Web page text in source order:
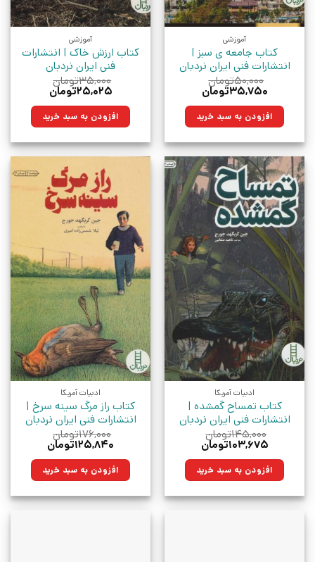
آموزشی
کتاب جامعه ی سبز |
انتشارات فنی ایران نردبان
۵۰,۰۰۰تومان
قیمت
۵۰,۰۰۰تومان
بود.
۳۵,۷۵۰تومان
۳۵,۷۵۰تومان.افزودن به سبد خرید
آموزشی
کتاب ارزش خاک | انتشارات
فنی ایران نردبان
۳۵,۰۰۰تومان
قیمت
۳۵,۰۰۰تومان
بود.
۲۵,۰۲۵تومان
۲۵,۰۲۵تومان.افزودن به سبد خرید
ادبیات آمریکا
کتاب تمساح گمشده |
انتشارات فنی ایران نردبان
۱۴۵,۰۰۰تومان
قیمت
۱۴۵,۰۰۰تومان
بود.
۱۰۳,۶۷۵تومان
۱۰۳,۶۷۵تومان.افزودن به سبد خرید
ادبیات آمریکا
کتاب راز مرگ سینه سرخ |
انتشارات فنی ایران نردبان
۱۷۶,۰۰۰تومان
قیمت
۱۷۶,۰۰۰تومان
بود.
۱۲۵,۸۴۰تومان
۱۲۵,۸۴۰تومان.افزودن به سبد خرید